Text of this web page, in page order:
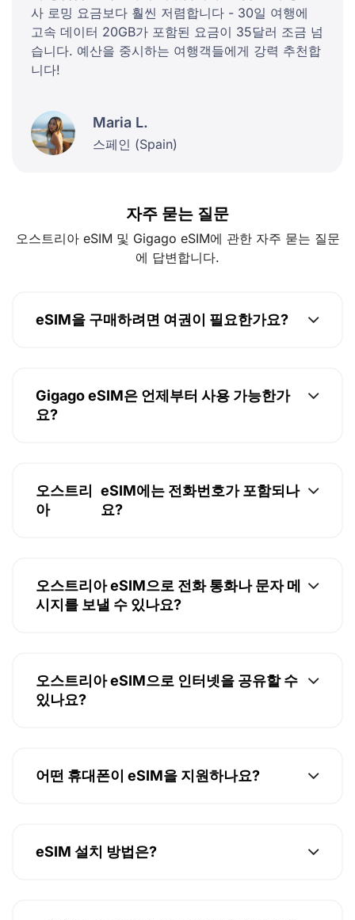
사 로밍 요금보다 훨씬 저렴합니다 - 30일 여행에
고속 데이터 20GB가 포함된 요금이 35달러 조금 넘
습니다. 예산을 중시하는 여행객들에게 강력 추천합
니다!
Maria L.
스페인 (Spain)
자주 묻는 질문
오스트리아 eSIM 및 Gigago eSIM에 관한 자주 묻는 질문
에 답변합니다.
eSIM을 구매하려면 여권이 필요한가요?
Gigago eSIM은 언제부터 사용 가능한가
요?
오스트리
아
eSIM에는 전화번호가 포함되나
요?
오스트리아 eSIM으로 전화 통화나 문자 메
시지를 보낼 수 있나요?
오스트리아 eSIM으로 인터넷을 공유할 수
있나요?
어떤 휴대폰이 eSIM을 지원하나요?
eSIM 설치 방법은?